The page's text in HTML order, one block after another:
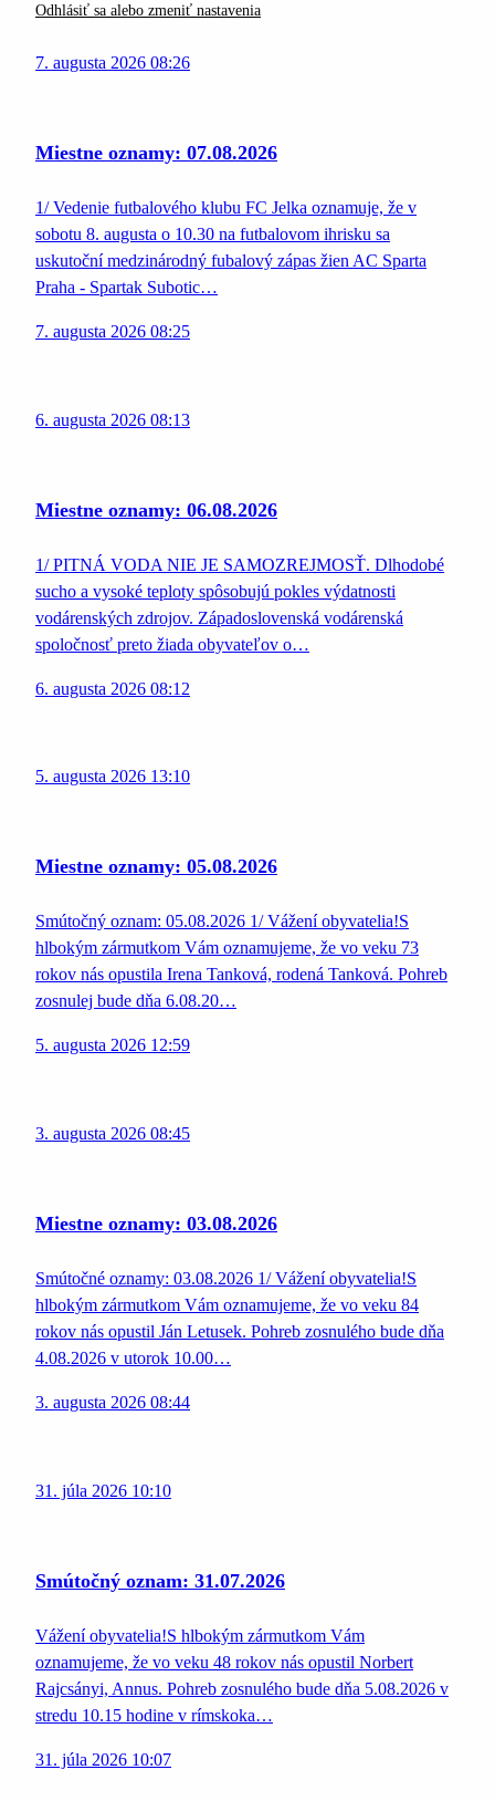
Odhlásiť sa alebo zmeniť nastavenia
7. augusta 2026 08:26
Miestne oznamy: 07.08.2026
1/ Vedenie futbalového klubu FC Jelka oznamuje, že v
sobotu 8. augusta o 10.30 na futbalovom ihrisku sa
uskutoční medzinárodný fubalový zápas žien AC Sparta
Praha - Spartak Subotic…
7. augusta 2026 08:25
6. augusta 2026 08:13
Miestne oznamy: 06.08.2026
1/ PITNÁ VODA NIE JE SAMOZREJMOSŤ. Dlhodobé
sucho a vysoké teploty spôsobujú pokles výdatnosti
vodárenských zdrojov. Západoslovenská vodárenská
spoločnosť preto žiada obyvateľov o…
6. augusta 2026 08:12
5. augusta 2026 13:10
Miestne oznamy: 05.08.2026
Smútočný oznam: 05.08.2026 1/ Vážení obyvatelia!S
hlbokým zármutkom Vám oznamujeme, že vo veku 73
rokov nás opustila Irena Tanková, rodená Tanková. Pohreb
zosnulej bude dňa 6.08.20…
5. augusta 2026 12:59
3. augusta 2026 08:45
Miestne oznamy: 03.08.2026
Smútočné oznamy: 03.08.2026 1/ Vážení obyvatelia!S
hlbokým zármutkom Vám oznamujeme, že vo veku 84
rokov nás opustil Ján Letusek. Pohreb zosnulého bude dňa
4.08.2026 v utorok 10.00…
3. augusta 2026 08:44
31. júla 2026 10:10
Smútočný oznam: 31.07.2026
Vážení obyvatelia!S hlbokým zármutkom Vám
oznamujeme, že vo veku 48 rokov nás opustil Norbert
Rajcsányi, Annus. Pohreb zosnulého bude dňa 5.08.2026 v
stredu 10.15 hodine v rímskoka…
31. júla 2026 10:07